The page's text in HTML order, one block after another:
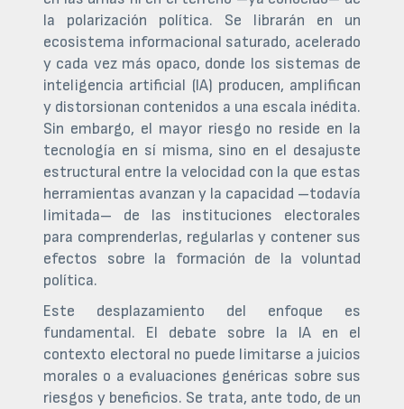
la polarización política. Se librarán en un
ecosistema informacional saturado, acelerado
y cada vez más opaco, donde los sistemas de
inteligencia artificial (IA) producen, amplifican
y distorsionan contenidos a una escala inédita.
Sin embargo, el mayor riesgo no reside en la
tecnología en sí misma, sino en el desajuste
estructural entre la velocidad con la que estas
herramientas avanzan y la capacidad –todavía
limitada– de las instituciones electorales
para comprenderlas, regularlas y contener sus
efectos sobre la formación de la voluntad
política.
Este desplazamiento del enfoque es
fundamental. El debate sobre la IA en el
contexto electoral no puede limitarse a juicios
morales o a evaluaciones genéricas sobre sus
riesgos y beneficios. Se trata, ante todo, de un